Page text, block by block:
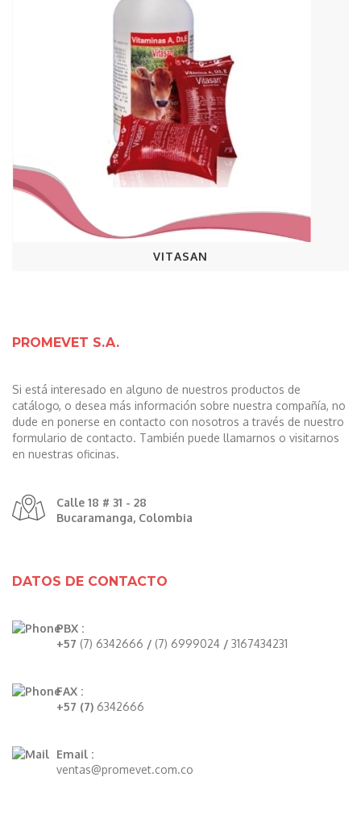
VITASAN
PROMEVET S.A.
Si está interesado en alguno de nuestros productos de
catálogo, o desea más información sobre nuestra compañía, no
dude en ponerse en contacto con nosotros a través de nuestro
formulario de contacto. También puede llamarnos o visitarnos
en nuestras oficinas.
Calle 18 # 31 - 28
Bucaramanga, Colombia
DATOS DE CONTACTO
PBX :
+57 (7) 6342666 / (7) 6999024 / 3167434231
FAX :
+57 (7) 6342666
Email :
ventas@promevet.com.co